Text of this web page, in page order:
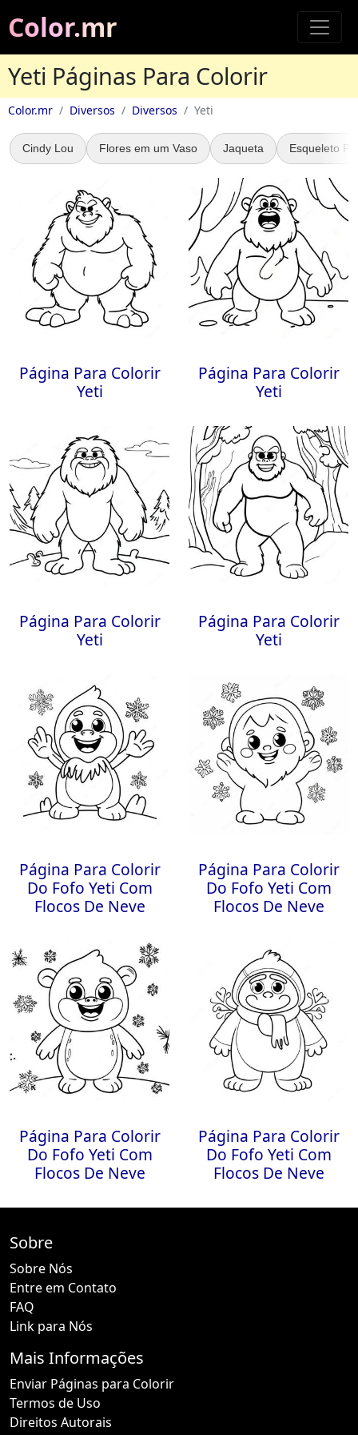
Color.mr
Yeti Páginas Para Colorir
Color.mr Diversos Diversos Yeti
Cindy Lou Flores em um Vaso Jaqueta Esqueleto
Página Para Colorir
Yeti
Página Para Colorir
Yeti
Página Para Colorir
Yeti
Página Para Colorir
Yeti
Página Para Colorir
Do Fofo Yeti Com
Flocos De Neve
Página Para Colorir
Do Fofo Yeti Com
Flocos De Neve
Página Para Colorir
Do Fofo Yeti Com
Flocos De Neve
Página Para Colorir
Do Fofo Yeti Com
Flocos De Neve
Sobre
Sobre Nós
Entre em Contato
FAQ
Link para Nós
Mais Informações
Enviar Páginas para Colorir
Termos de Uso
Direitos Autorais